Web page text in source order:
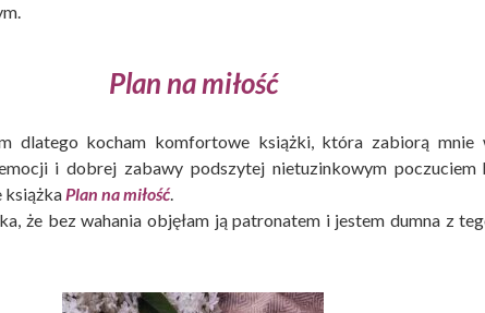
Plan na miłość
dlatego kocham komfortowe książki, która zabiorą mnie
i dobrej zabawy podszytej nietuzinkowym poczuciem
książka Plan na miłość
że bez wahania objęłam ją patronatem i jestem dumna z